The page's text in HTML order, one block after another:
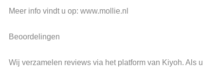
Meer info vindt u op: www.mollie.nl
Beoordelingen
Wij verzamelen reviews via het platform van Kiyoh. Als u